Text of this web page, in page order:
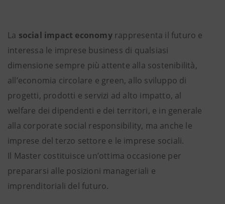
La social impact economyrappresenta il futuro e
interessa le imprese business di qualsiasi
dimensione sempre più attente alla sostenibilità,
all’economia circolare e green, allo sviluppo di
progetti, prodotti e servizi ad alto impatto, al
welfare dei dipendenti e dei territori, e in generale
alla corporate social responsibility, ma anche le
imprese del terzo settore e le imprese sociali.
Il Master costituisce un’ottima occasione per
prepararsi alle posizioni manageriali e
imprenditoriali del futuro.